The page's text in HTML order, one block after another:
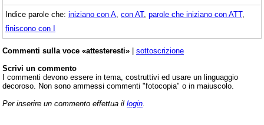
Indice parole che: iniziano con A con AT, parole che iniziano con ATT,
finiscono con I
Commenti sulla voce «attesteresti» | sottoscrizione
Scrivi un commento
I commenti devono essere in tema, costruttivi ed usare un linguaggio
decoroso. Non sono ammessi commenti "fotocopia" o in maiuscolo.
Per inserire un commento effettua il login